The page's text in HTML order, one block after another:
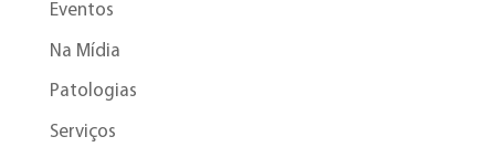
Eventos
Na Mídia
Patologias
Serviços